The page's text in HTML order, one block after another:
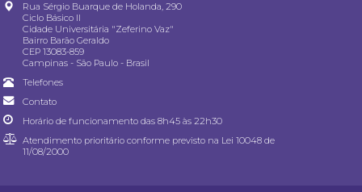
Rua Sérgio Buarque de Holanda, 290
Ciclo Básico II
Cidade Universitária "Zeferino Vaz"
Bairro Barão Geraldo
CEP 13083-859
Campinas - São Paulo - Brasil
Telefones
Contato
Horário de funcionamento das 8h45 às 22h30
Atendimento prioritário conforme previsto na Lei 10048 de
11/08/2000